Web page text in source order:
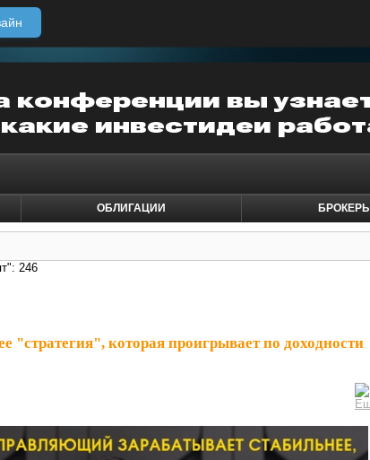
ОБЛИГАЦИИ БРОКЕРЫ
246
"стратегия", которая проигрывает по доходности